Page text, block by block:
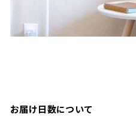
お届け日数について